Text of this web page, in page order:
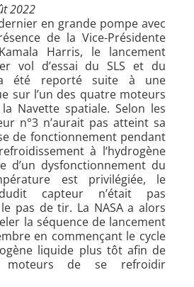
2022
en grande pompe avec
de la Vice-Présidente
Harris, le lancement
vol d’essai du SLS et du
été reporté suite à une
sur l’un des quatre moteurs
Navette spatiale. Selon les
n°3 n’aurait pas atteint sa
de fonctionnement pendant
à l‘hydrogène
d’un dysfonctionnement du
est privilégiée, le
capteur n’était pas
pas de tir. La NASA a alors
la séquence de lancement
en commençant le cycle
liquide plus tôt afin de
moteurs de se refroidir